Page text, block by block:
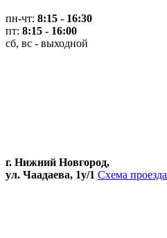
пн-чт: 8:15 - 16:30
пт: 8:15 - 16:00
сб, вс - выходной
г. Нижний Новгород,
ул. Чаадаева, 1у/1 Схема проезда